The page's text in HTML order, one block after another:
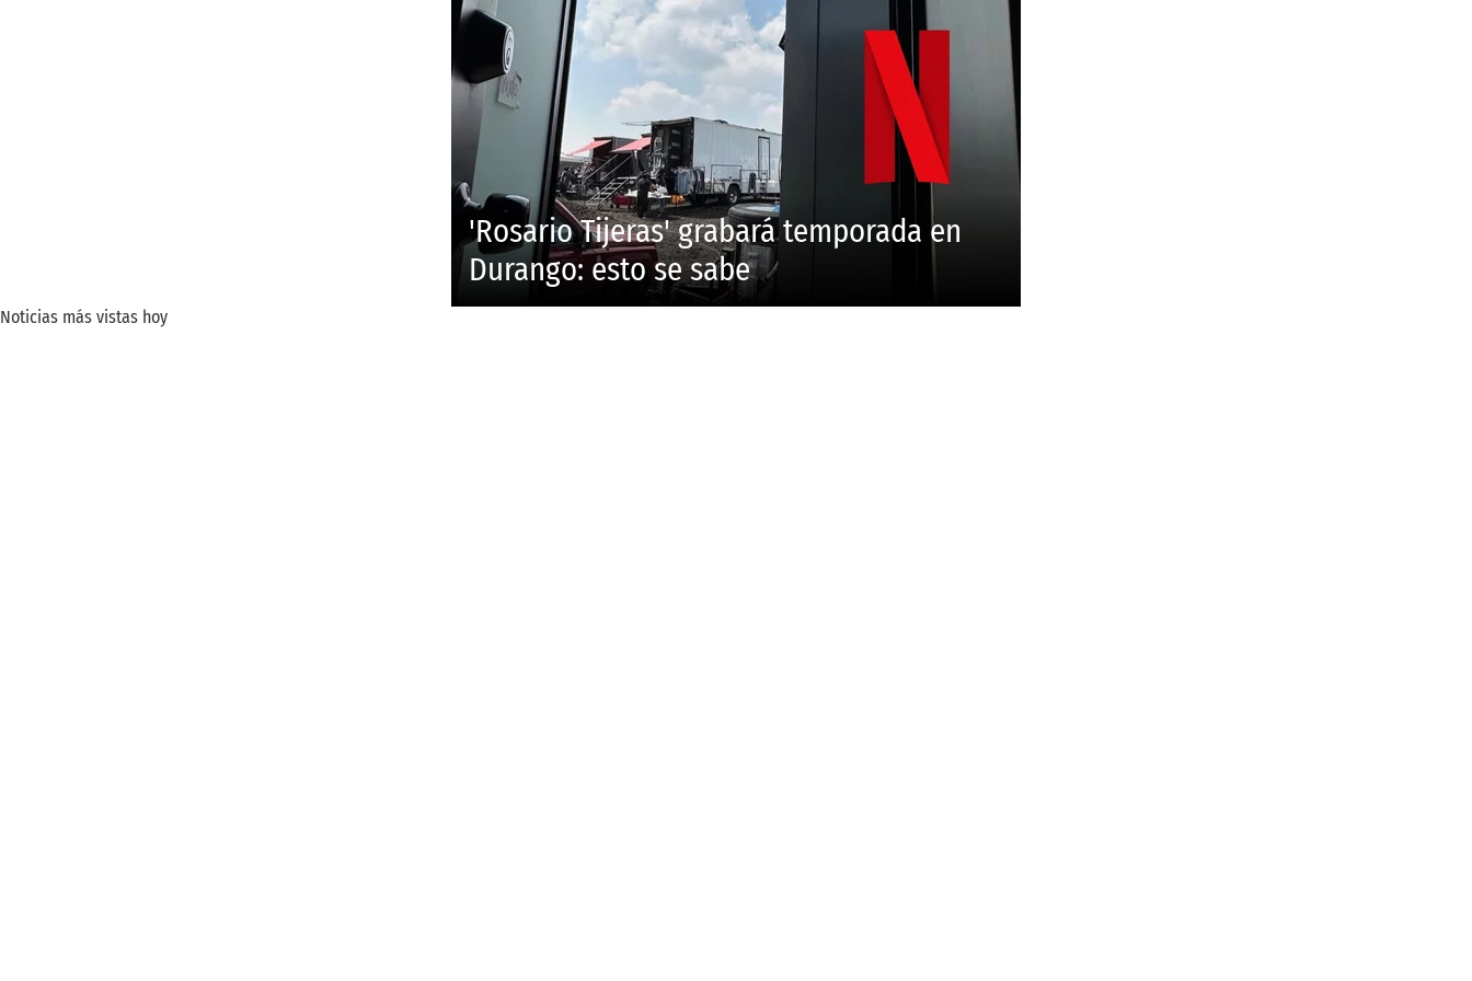
'Rosario Tijeras' grabará temporada en
Durango: esto se sabe
Noticias más vistas hoy